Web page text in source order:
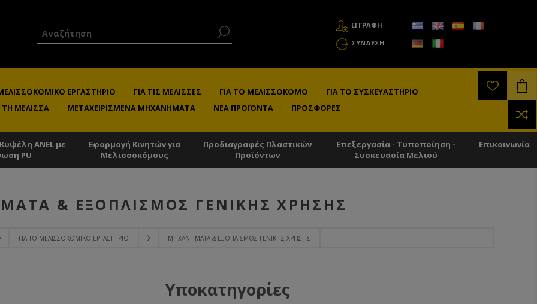
ΕΓΓΡΑΦΗ
ΣΎΝΔΕΣΗ
ΕΡΓΑΣΤΉΡΙΟ ΓΙΑ ΤΙΣ ΜΈΛΙΣΣΕΣ ΓΙΑ ΤΟ ΜΕΛΙΣΣΟΚΌΜΟ
ΓΙΑ ΤΟ ΣΥΣΚΕΥΑΣΤΉΡΙΟ
ΜΈΛΙΣΣΑ
ΜΕΤΑΧΕΙΡΙΣΜΈΝΑ ΜΗΧΑΝΉΜΑΤΑ ΝΈΑ ΠΡΟΪΌΝΤΑ ΠΡΟΣΦΟΡΈΣ
ANEL με
PU
Εφαρμογή Κινητών για
Μελισσοκόμους
Προδιαγραφές Πλαστικών
Προϊόντων
Επεξεργασία - Τυποποίηση -
Συσκευασία Μελιού
Επικοινωνία
ΓΙΑ ΤΟ ΜΕΛΙΣΣΟΚΟΜΙΚΌ ΕΡΓΑΣΤΉΡΙΟ ΜΗΧΑΝΉΜΑΤΑ & ΕΞΟΠΛΙΣΜΌΣ ΓΕΝΙΚΉΣ ΧΡΉΣΗΣ
& ΕΞΟΠΛΙΣΜΌΣ ΓΕΝΙΚΉΣ ΧΡΉΣΗΣ
Υποκατηγορίες